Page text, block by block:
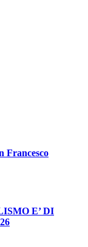
Francesco
E’ DI